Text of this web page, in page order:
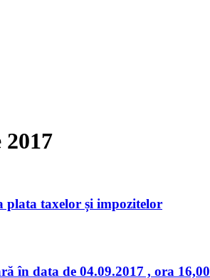
plata taxelor și impozitelor
în data de 04.09.2017 , ora 16,00